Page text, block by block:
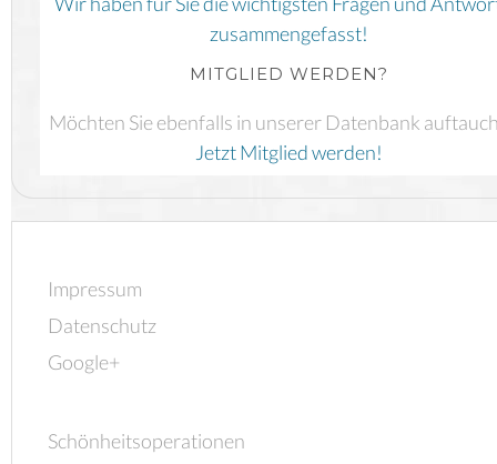
zusammengefasst!
MITGLIED WERDEN?
Möchten Sie ebenfalls in unserer Datenbank
Jetzt Mitglied werden!
Impressum
Datenschutz
Google+
Schönheitsoperationen